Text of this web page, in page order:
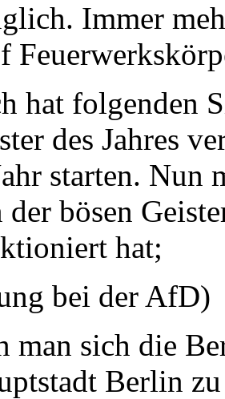
Immer
hat folgenden
des Jahres
starten. Nun
der bösen
hat;
bei der AfD)
man sich die
Berlin